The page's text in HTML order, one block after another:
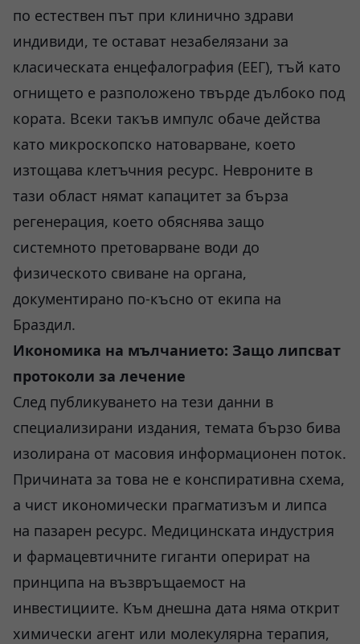
по естествен път при клинично здрави
индивиди, те остават незабелязани за
класическата енцефалография (ЕЕГ), тъй като
огнището е разположено твърде дълбоко под
кората. Всеки такъв импулс обаче действа
като микроскопско натоварване, което
изтощава клетъчния ресурс. Невроните в
тази област нямат капацитет за бърза
регенерация, което обяснява защо
системното претоварване води до
физическото свиване на органа,
документирано по-късно от екипа на
Браздил.
Икономика на мълчанието: Защо липсват
протоколи за лечение
След публикуването на тези данни в
специализирани издания, темата бързо бива
изолирана от масовия информационен поток.
Причината за това не е конспиративна схема,
а чист икономически прагматизъм и липса
на пазарен ресурс. Медицинската индустрия
и фармацевтичните гиганти оперират на
принципа на възвръщаемост на
инвестициите. Към днешна дата няма открит
химически агент или молекулярна терапия,